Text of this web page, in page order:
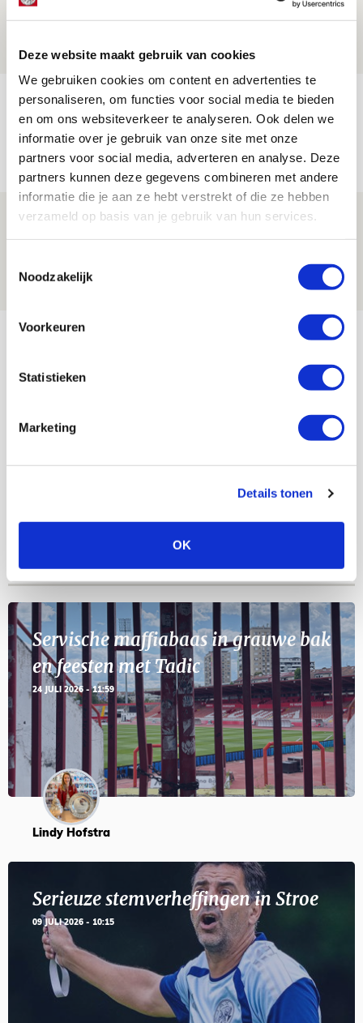
Deze website maakt gebruik van cookies
We gebruiken cookies om content en advertenties te
personaliseren, om functies voor social media te bieden
en om ons websiteverkeer te analyseren. Ook delen we
informatie over je gebruik van onze site met onze
partners voor social media, adverteren en analyse. Deze
partners kunnen deze gegevens combineren met andere
informatie die je aan ze hebt verstrekt of die ze hebben
verzameld op basis van je gebruik van hun services.
Noodzakelijk
Voorkeuren
Statistieken
Marketing
Details tonen
OK
Zwolle - Ajax
NIEUWS
Míchels elf: met welke formatie begin
jij aan nieuw eredivisieseizoen?
08 AUGUSTUS 2026 - 11:34
Spelen bij Jong Ajax of Ajax 1? Dat
maakt Abdalla ‘geen reet’ uit
Bekijk meer
AUG
Blogs
Servische maffiabaas in grauwe bak
en feesten met Tadic
24 JULI 2026 - 11:59
Lindy Hofstra
Serieuze stemverheffingen in Stroe
09 JULI 2026 - 10:15